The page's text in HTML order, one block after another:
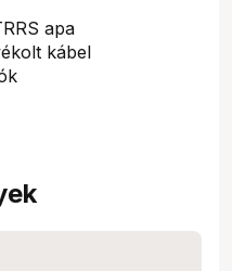
apa
kábel